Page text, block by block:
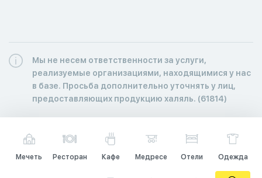
Мы не несем ответственности за услуги,
реализуемые организациями, находящимися у нас
в базе. Просьба дополнительно уточнять у лиц,
предоставляющих продукцию халяль. (61814)
Мечеть Ресторан Кафе Медресе Отели Одежда